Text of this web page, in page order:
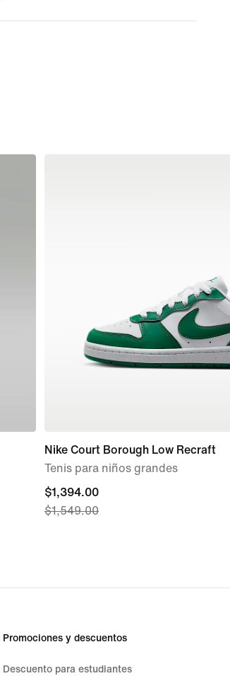
Nike Court Borough Low Recraft
Tenis para niños grandes
current
price
$1,549.00
$1,394.00
$1,549.00
Promociones y descuentos
Descuento para estudiantes